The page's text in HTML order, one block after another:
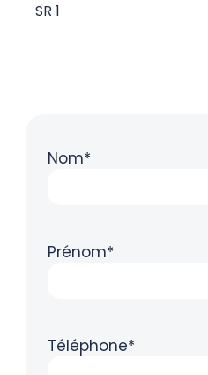
SR 1
Nom*
Prénom*
Téléphone*